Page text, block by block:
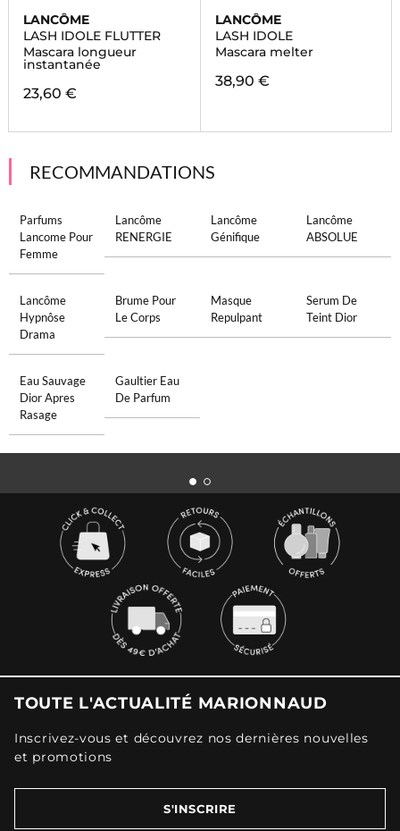
LANCÔME
LASH IDOLE FLUTTER
Mascara longueur
instantanée
23,60 €
LANCÔME
LASH IDOLE
Mascara melter
38,90 €
RECOMMANDATIONS
Parfums
Lancome Pour
Femme
Lancôme
RENERGIE
Lancôme
Génifique
Lancôme
ABSOLUE
Lancôme
Hypnôse
Drama
Brume Pour
Le Corps
Masque
Repulpant
Serum De
Teint Dior
Eau Sauvage
Dior Apres
Rasage
Gaultier Eau
De Parfum
TOUTE L'ACTUALITÉ MARIONNAUD
Inscrivez-vous et découvrez nos dernières nouvelles
et promotions
S'INSCRIRE